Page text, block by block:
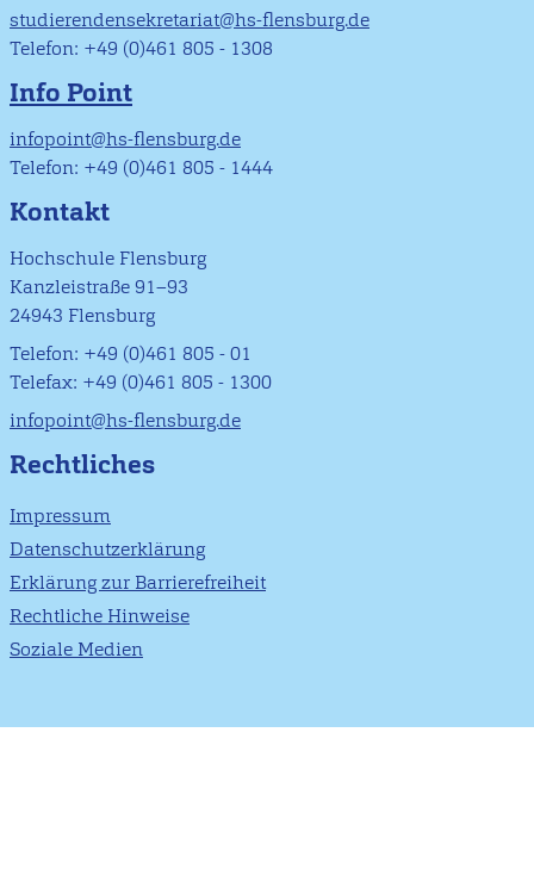
studierendensekretariat@hs-flensburg.de
Telefon: +49 (0)461 805 - 1308
Info Point
infopoint@hs-flensburg.de
Telefon: +49 (0)461 805 - 1444
Kontakt
Hochschule Flensburg
Kanzleistraße 91–93
24943 Flensburg
Telefon: +49 (0)461 805 - 01
Telefax: +49 (0)461 805 - 1300
infopoint@hs-flensburg.de
Rechtliches
Impressum
Datenschutzerklärung
Erklärung zur Barrierefreiheit
Rechtliche Hinweise
Soziale Medien